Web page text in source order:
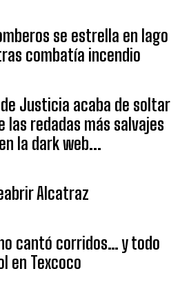
se estrella en lago
combatía incendio
Justicia acaba de soltar
las redadas más salvajes
la dark web...
Alcatraz
cantó corridos… y todo
en Texcoco